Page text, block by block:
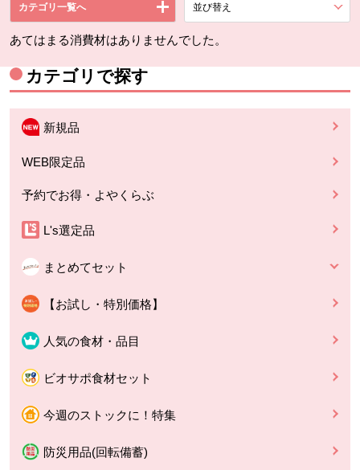
カテゴリ一覧へ 並び替え
あてはまる消費材はありませんでした。
カテゴリで探す
新規品
WEB限定品
予約でお得・よやくらぶ
L's選定品
まとめてセット
【お試し・特別価格】
人気の食材・品目
ビオサポ食材セット
今週のストックに！特集
防災用品(回転備蓄)